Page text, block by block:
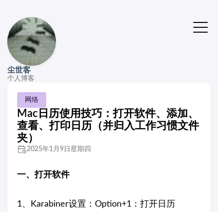
尘世客
个人博客
网络
Mac日历使用技巧：打开软件、添加、
查看、打印日历（并归入工作习惯文件
夹）
2025年1月9日星期四
一、打开软件
1、Karabiner设置：Option+1：打开日历